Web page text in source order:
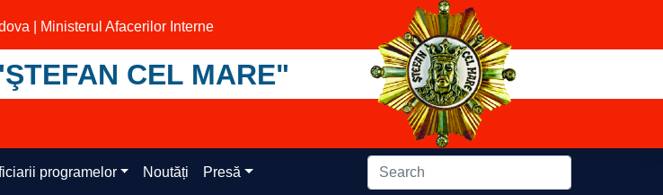
| Ministerul Afacerilor Interne
CEL MARE"
programelor Noutăți Presă